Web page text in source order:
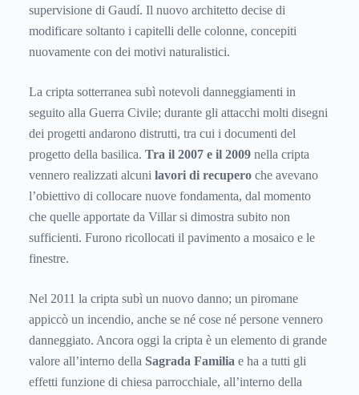
supervisione di Gaudí. Il nuovo architetto decise di
modificare soltanto i capitelli delle colonne, concepiti
nuovamente con dei motivi naturalistici.
La cripta sotterranea subì notevoli danneggiamenti in
seguito alla Guerra Civile; durante gli attacchi molti disegni
dei progetti andarono distrutti, tra cui i documenti del
progetto della basilica. Tra il 2007 e il 2009 nella cripta
vennero realizzati alcuni lavori di recupero che avevano
l’obiettivo di collocare nuove fondamenta, dal momento
che quelle apportate da Villar si dimostra subito non
sufficienti. Furono ricollocati il pavimento a mosaico e le
finestre.
Nel 2011 la cripta subì un nuovo danno; un piromane
appiccò un incendio, anche se né cose né persone vennero
danneggiato. Ancora oggi la cripta è un elemento di grande
valore all’interno della Sagrada Familia e ha a tutti gli
effetti funzione di chiesa parrocchiale, all’interno della